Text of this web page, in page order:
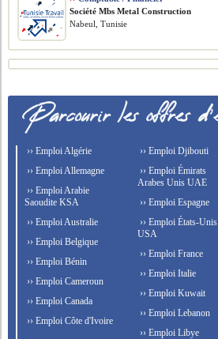
Société Mbs Metal Construction
Nabeul, Tunisie
›› Emploi Algérie
›› Emploi Allemagne
›› Emploi Arabie
Saoudite KSA
›› Emploi Australie
›› Emploi Belgique
›› Emploi Bénin
›› Emploi Cameroun
›› Emploi Canada
›› Emploi Côte d'Ivoire
›› Emploi Djibouti
›› Emploi Émirats
Arabes Unis UAE
›› Emploi Espagne
›› Emploi États-Unis
USA
›› Emploi France
›› Emploi Italie
›› Emploi Kuwait
›› Emploi Lebanon
›› Emploi Libye